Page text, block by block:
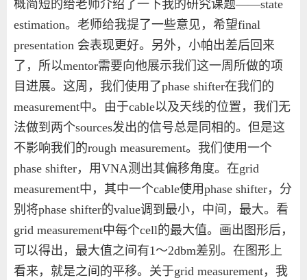
概简短的给老师介绍了一下我的研究课题——state
estimation。老师给我提了一些意见，希望final
presentation 会表现更好。另外，小帕出差后回来
了，所以mentor需要向他展示我们这一周所做的项
目进展。这周，我们使用了phase shifter在我们的
measurement中。由于cable以及天线的位置，我们无
法做到两个sources发出的信号总是同相的。但是这
不影响我们的rough measurement。我们使用一个
phase shifter，用VNA测出其偏移角度。在grid
measurement中，其中一个cable使用phase shifter，分
别将phase shifter的value调到最小，中间，最大。看
grid measurement中每个cell的最大值。画出图形后，
可以得出，最大值之间有1～2dbm差别。在图形上
看来，就是之间的平移。关于grid measurement，我